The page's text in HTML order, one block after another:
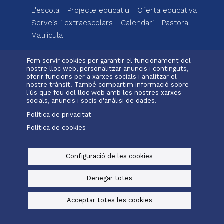
Fem servir cookies per garantir el funcionament del
nostre lloc web, personalitzar anuncis i continguts,
oferir funcions per a xarxes socials i analitzar el
nostre trànsit. També compartim informació sobre
l'ús que feu del lloc web amb les nostres xarxes
socials, anuncis i socis d'anàlisi de dades.
Política de privacitat
Política de cookies
Configuració de les cookies
Denegar totes
Acceptar totes les cookies
Menu
footer
valldemia
L'escola Projecte educatiu
Oferta educativa
Serveis i extraescolars
Calendari
Pastoral
Matrícula
Alexia
Office 365
Menu
legals
Avís legal, política de privacitat i cookies